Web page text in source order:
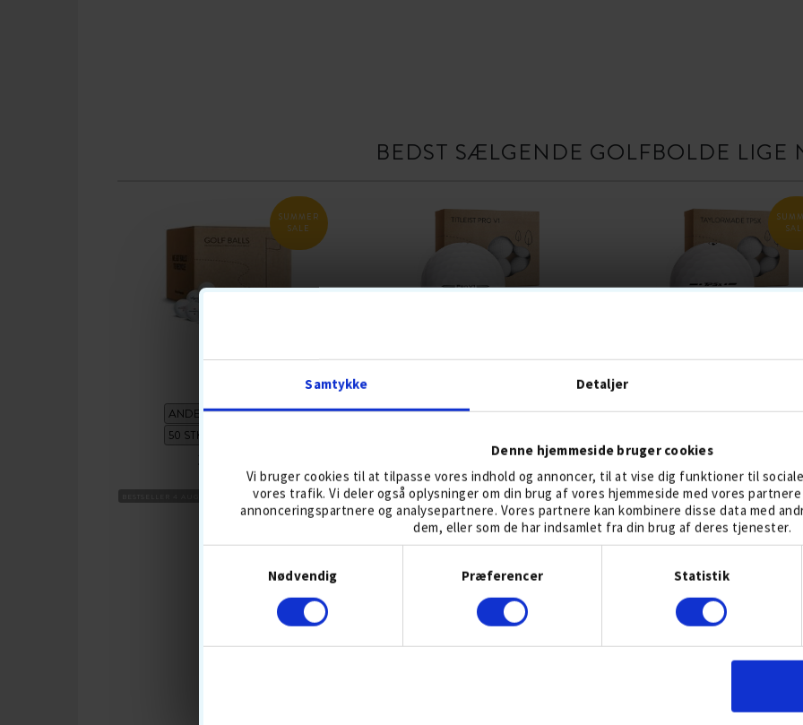
Samtykke Detaljer
Denne hjemmeside bruger cookies
Vi bruger cookies til at tilpasse vores indhold og annoncer, til at vise dig funktioner til
vores trafik. Vi deler også oplysninger om din brug af vores hjemmeside med vores
annonceringspartnere og analysepartnere. Vores partnere kan kombinere disse data med
dem, eller som de har indsamlet fra din brug af deres tjenester.
Nødvendig
Præferencer Statistik
BEDST SÆLGENDE GOLFBOLDE LIGE
SUMMER
SALE
SØBOLDE
DISTANCEBOLDE BOLDMIKS
TITLEIST PRO V1
BESTSELLER 4 AUG 3-DELT
BOLDFLUGT-MIDDEL
GREENSPIN HØJ
SKAL URETAN
TOURBOLDE
KOMPRESSION MEDIUM
KØB
TAYLORMADE TP5X
191,-
BESTSELLER 4 AUG 5-DELT
GREENSPIN HØJ
SKAL URETAN
KOMPRESSION HÅRDT
KØB